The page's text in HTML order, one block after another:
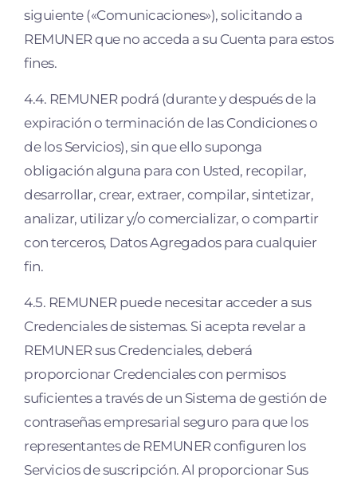
siguiente («Comunicaciones»), solicitando a
REMUNER que no acceda a su Cuenta para estos
fines.
4.4. REMUNER podrá (durante y después de la
expiración o terminación de las Condiciones o
de los Servicios), sin que ello suponga
obligación alguna para con Usted, recopilar,
desarrollar, crear, extraer, compilar, sintetizar,
analizar, utilizar y/o comercializar, o compartir
con terceros, Datos Agregados para cualquier
fin.
4.5. REMUNER puede necesitar acceder a sus
Credenciales de sistemas. Si acepta revelar a
REMUNER sus Credenciales, deberá
proporcionar Credenciales con permisos
suficientes a través de un Sistema de gestión de
contraseñas empresarial seguro para que los
representantes de REMUNER configuren los
Servicios de suscripción. Al proporcionar Sus